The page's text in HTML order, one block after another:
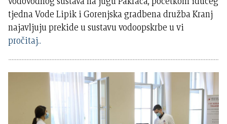
tjedna Vode Lipik i Gorenjska gradbena družba Kranj
najavljuju prekide u sustavu vodoopskrbe u vi
pročitaj..